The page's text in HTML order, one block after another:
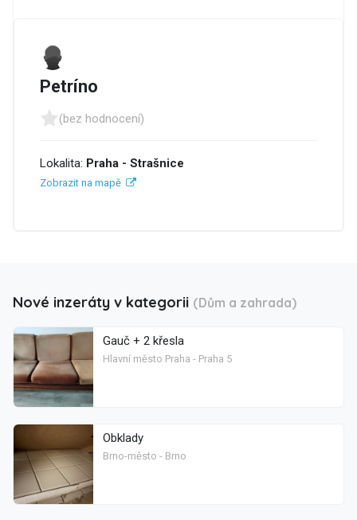
Petríno
(bez hodnocení)
Lokalita: Praha - Strašnice
Zobrazit na mapě
Nové inzeráty v kategorii (Dům a zahrada)
Gauč + 2 křesla
Hlavní město Praha - Praha 5
Obklady
Brno-město - Brno